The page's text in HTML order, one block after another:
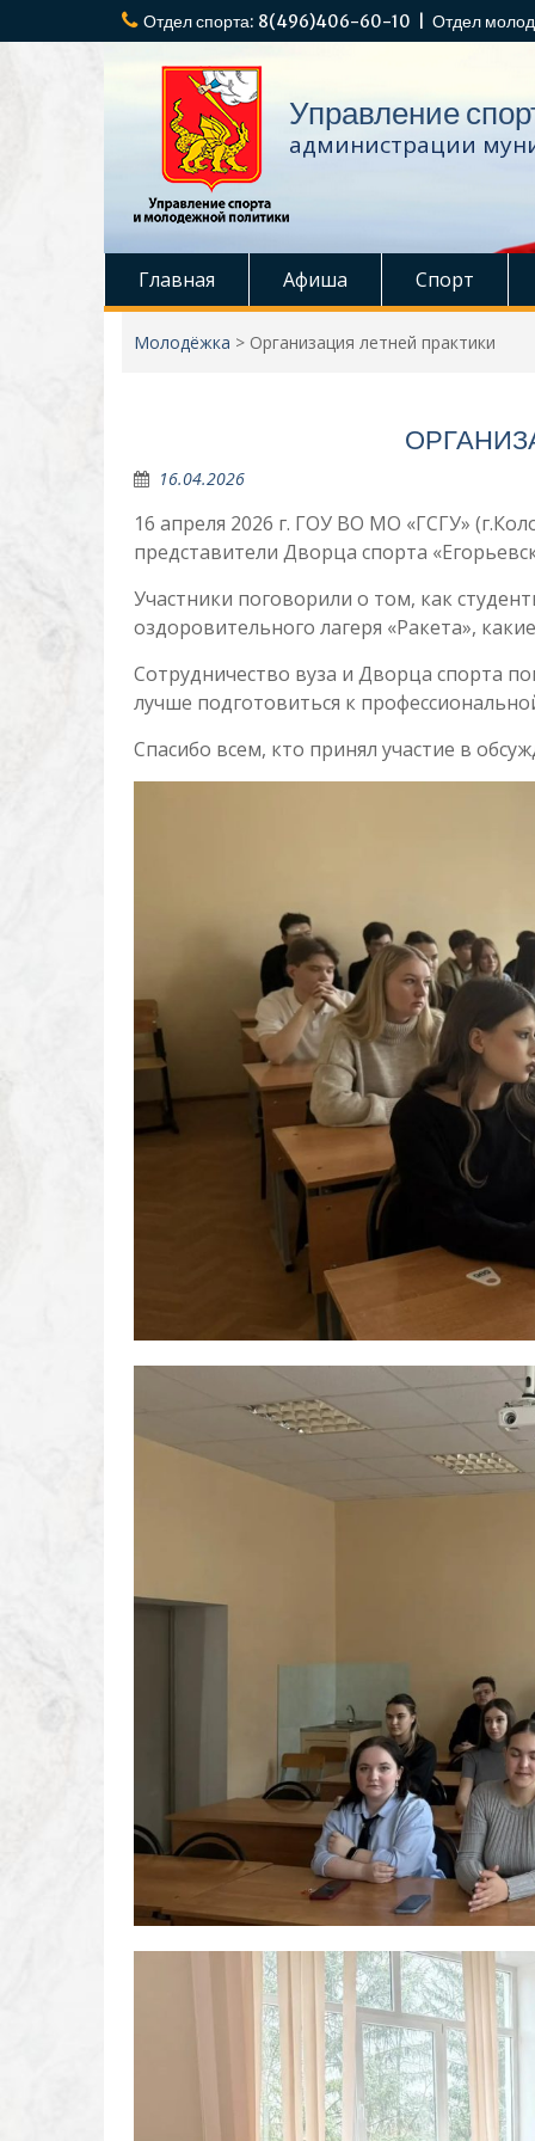
к
Отдел спорта: 8(496)406-60-10 | Отдел
Управление
администрации
Главная Афиша Спорт
Молодёжка > Организация летней практики
16.04.2026
16 апреля 2026 г. ГОУ ВО МО «ГСГУ»
представители Дворца спорта
Участники поговорили о том, как
оздоровительного лагеря «Ракета»,
Сотрудничество вуза и Дворца спорта
лучше подготовиться к
Спасибо всем, кто принял участие в